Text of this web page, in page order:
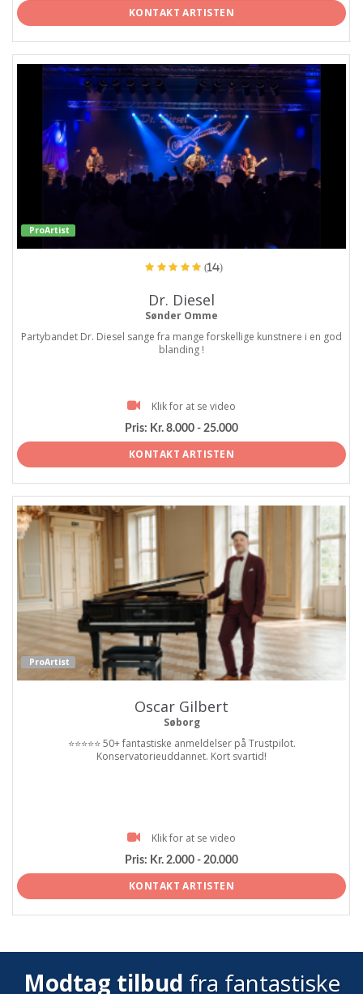
KONTAKT ARTISTEN
ProArtist
(14)
Dr. Diesel
Sønder Omme
Partybandet Dr. Diesel sange fra mange forskellige kunstnere i en god
blanding !
Klik for at se video
Pris: Kr. 8.000 - 25.000
KONTAKT ARTISTEN
ProArtist
Oscar Gilbert
Søborg
⭐⭐⭐⭐⭐ 50+ fantastiske anmeldelser på Trustpilot.
Konservatorieuddannet. Kort svartid!
Klik for at se video
Pris: Kr. 2.000 - 20.000
KONTAKT ARTISTEN
Modtag tilbud fra fantastiske